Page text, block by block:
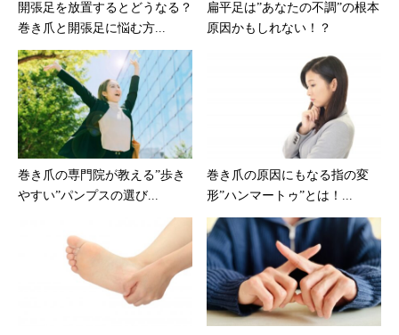
開張足を放置するとどうなる？
巻き爪と開張足に悩む方...
扁平足は”あなたの不調”の根本
原因かもしれない！？
巻き爪の専門院が教える”歩き
やすい”パンプスの選び...
巻き爪の原因にもなる指の変
形”ハンマートゥ”とは！...